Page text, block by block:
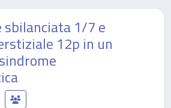
sbilanciata 1/7 e
12p in un